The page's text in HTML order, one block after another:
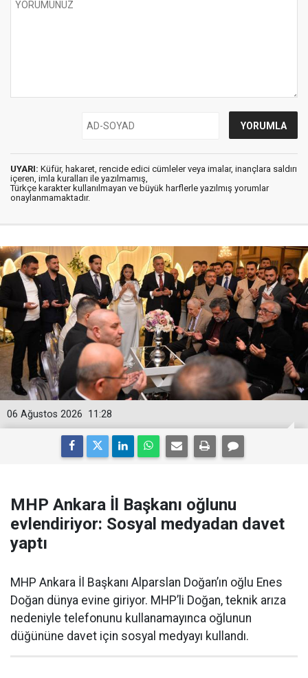
UYARI: Küfür, hakaret, rencide edici cümleler veya imalar, inançlara saldırı
içeren, imla kuralları ile yazılmamış,
Türkçe karakter kullanılmayan ve büyük harflerle yazılmış yorumlar
onaylanmamaktadır.
11:28
06 Ağustos 2026
MHP Ankara İl Başkanı oğlunu
evlendiriyor: Sosyal medyadan davet
yaptı
MHP Ankara İl Başkanı Alparslan Doğan’ın oğlu Enes
Doğan dünya evine giriyor. MHP’li Doğan, teknik arıza
nedeniyle telefonunu kullanamayınca oğlunun
düğününe davet için sosyal medyayı kullandı.